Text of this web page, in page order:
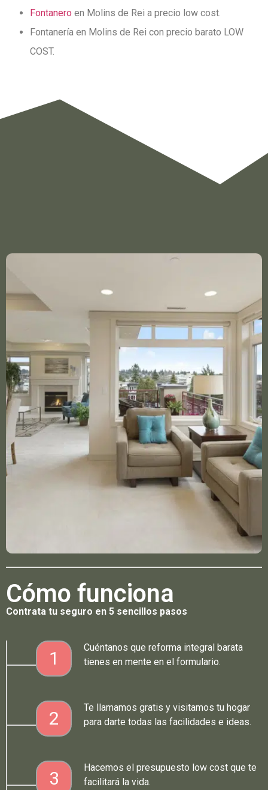
Fontanero en Molins de Rei a precio low cost.
Fontanería en Molins de Rei con precio barato LOW
COST.
Cómo funciona
Contrata tu seguro en 5 sencillos pasos
1
Cuéntanos que reforma integral barata
tienes en mente en el formulario.
2
Te llamamos gratis y visitamos tu hogar
para darte todas las facilidades e ideas.
3
Hacemos el presupuesto low cost que te
facilitará la vida.